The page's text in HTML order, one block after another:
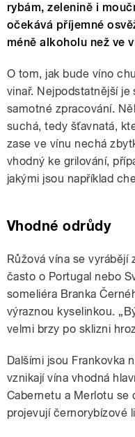
rybám, zelenině i
očekává příjemné
méně alkoholu než ve
O tom, jak bude víno
vinař. Nejpodstatnější je
samotné zpracování.
suchá, tedy šťavnatá,
zase ve vínu nechá
vhodný ke grilování,
jakými jsou například
Vhodné odrůdy
Růžová vína se
často o Portugal nebo
someliéra Branka
výraznou kyselinkou.
velmi brzy po sklizni
Dalšími jsou Frankovka
vznikají vína vhodná
Cabernetu a Merlotu se
projevují černorybízové